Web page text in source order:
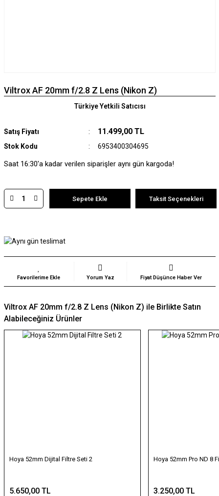
Viltrox AF 20mm f/2.8 Z Lens (Nikon Z)
Satış Fiyatı 11.499,00 TL
Stok Kodu 6953400304695
Türkiye Yetkili Satıcısı
Saat 16:30'a kadar verilen siparişler aynı gün kargoda!
Sepete Ekle Taksit Seçenekleri
Yorum Yaz Fiyat Düşünce Haber Ver
Viltrox AF 20mm f/2.8 Z Lens (Nikon Z) ile Birlikte Satın
Alabileceğiniz Ürünler
Hoya 52mm Dijital Filtre Seti 2
5.650,00 TL
Hoya 52mm Pro ND 8
3.250,00 TL